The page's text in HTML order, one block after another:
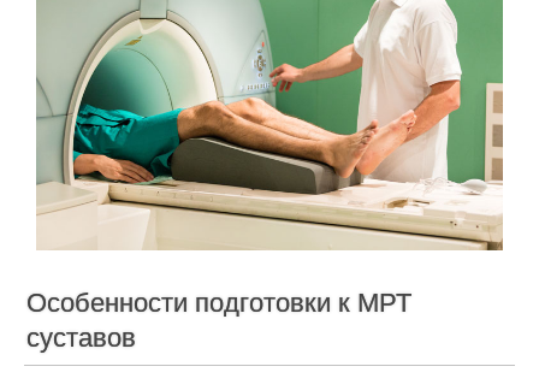
Особенности подготовки к МРТ
суставов